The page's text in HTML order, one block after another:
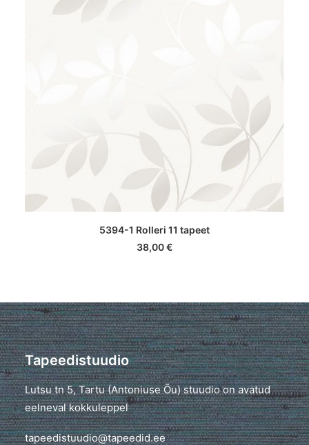
LISA KORVI
5394-1 Rolleri 11 tapeet
38,00€
Tapeedistuudio
Lutsu tn 5, Tartu (Antoniuse Õu) stuudio on avatud
eelneval kokkuleppel
tapeedistuudio@tapeedid.ee